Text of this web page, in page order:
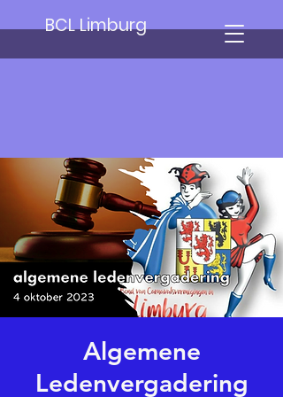
BCL Limburg
Algemene
Ledenvergadering